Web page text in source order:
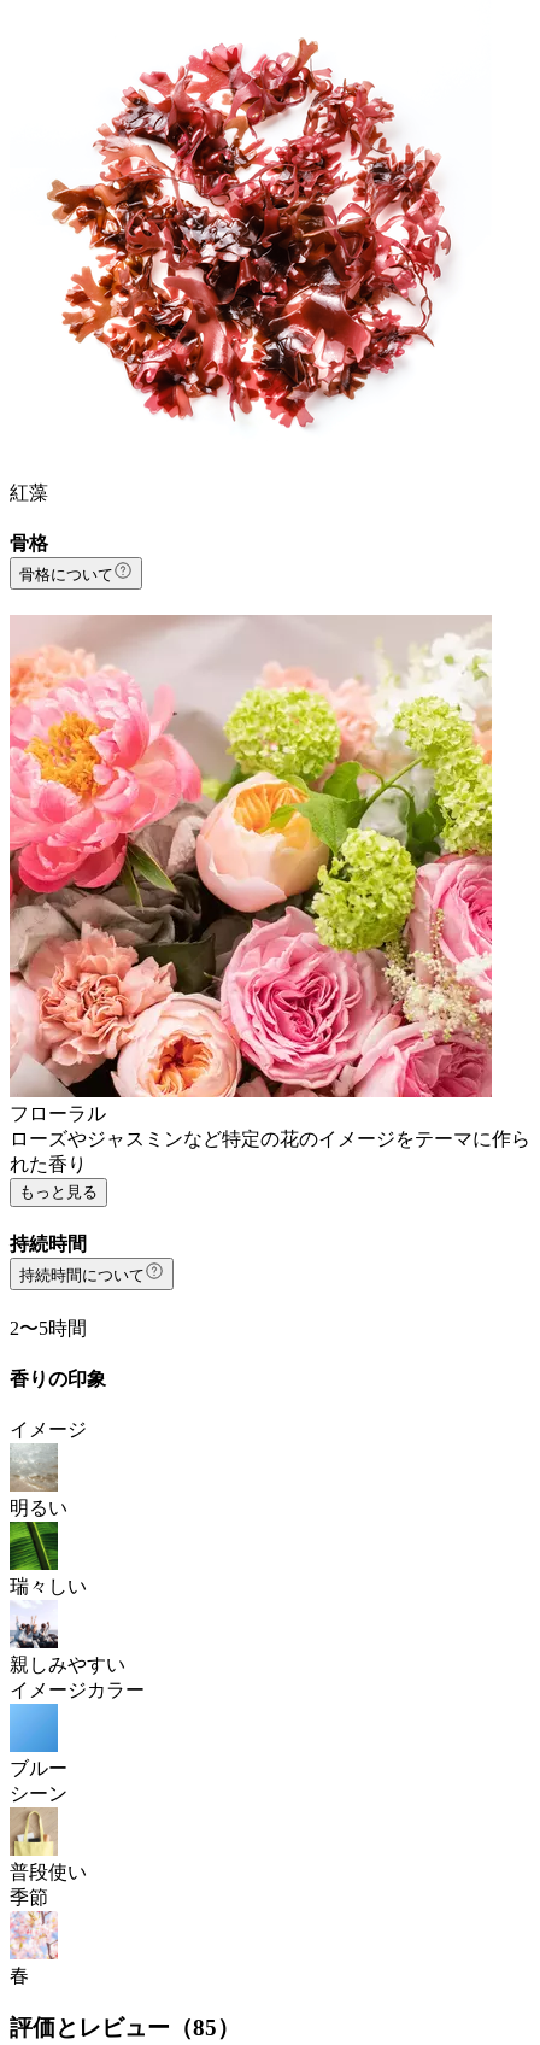
紅藻
骨格
骨格について
フローラル
ローズやジャスミンなど特定の花のイメージをテーマに作ら
れた香り
もっと見る
持続時間
持続時間について
2〜5時間
香りの印象
イメージ
明るい
瑞々しい
親しみやすい
イメージカラー
ブルー
シーン
普段使い
季節
春
評価とレビュー（85）